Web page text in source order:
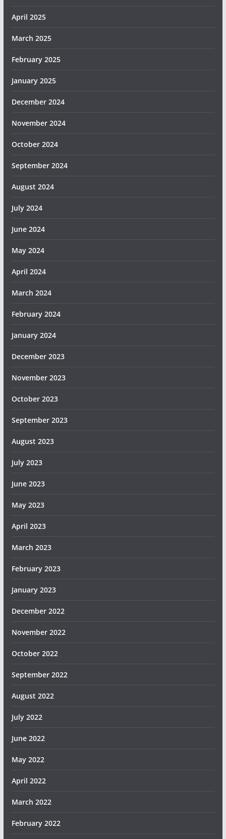
April 2025
March 2025
February 2025
January 2025
December 2024
November 2024
October 2024
September 2024
August 2024
July 2024
June 2024
May 2024
April 2024
March 2024
February 2024
January 2024
December 2023
November 2023
October 2023
September 2023
August 2023
July 2023
June 2023
May 2023
April 2023
March 2023
February 2023
January 2023
December 2022
November 2022
October 2022
September 2022
August 2022
July 2022
June 2022
May 2022
April 2022
March 2022
February 2022